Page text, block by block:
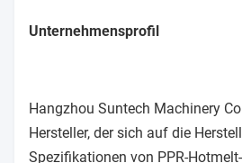
Unternehmensprofil
Hangzhou Suntech Machinery
Hersteller, der sich auf die
Spezifikationen von PPR-